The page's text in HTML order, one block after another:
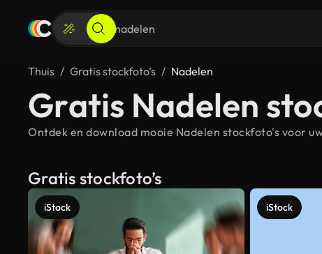
Thuis Gratis stockfoto’s Nadelen
Gratis Nadelen
Ontdek en download mooie Nadelen stockfoto's voor
Gratis stockfoto’s
iStock iStock